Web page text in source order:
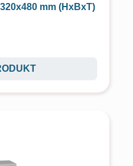
mm (HxBxT)